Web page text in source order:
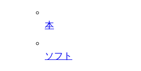
本
ソフト